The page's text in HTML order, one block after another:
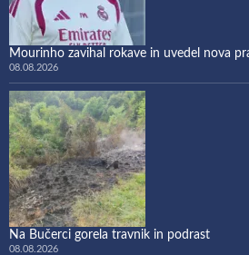
Mourinho zavihal rokave in uvedel nova
08.08.2026
Na Bučerci gorela travnik in podrast
08.08.2026